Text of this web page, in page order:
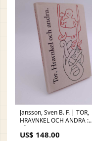
Jansson, Sven B. F. | TOR,
HRAVNKEL OCH ANDRA :
några isländska berättelser
Wholesaling
US$ 148.00